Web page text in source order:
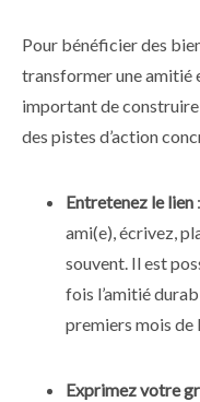
Pour bénéficier des
transformer une amitié
important de
des pistes d’action
Entretenez le lien
ami(e), écrivez,
souvent. Il est
fois l’amitié
premiers mois de
Exprimez votre